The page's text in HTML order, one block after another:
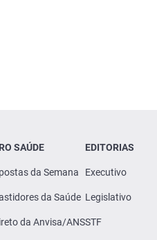
SAÚDE
da Semana
da Saúde
da Anvisa/ANS
EDITORIAS
Executivo
Legislativo
STF